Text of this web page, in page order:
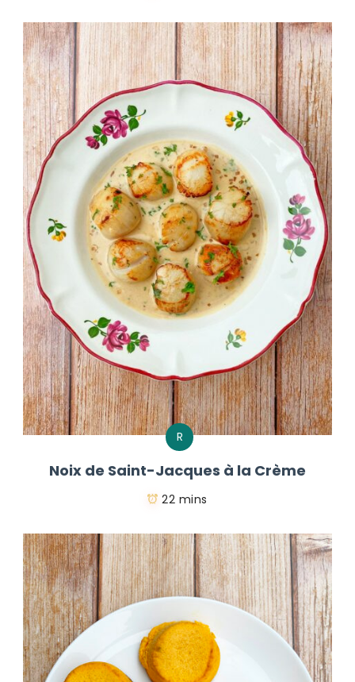
R
Noix de Saint-Jacques à la Crème
22 mins